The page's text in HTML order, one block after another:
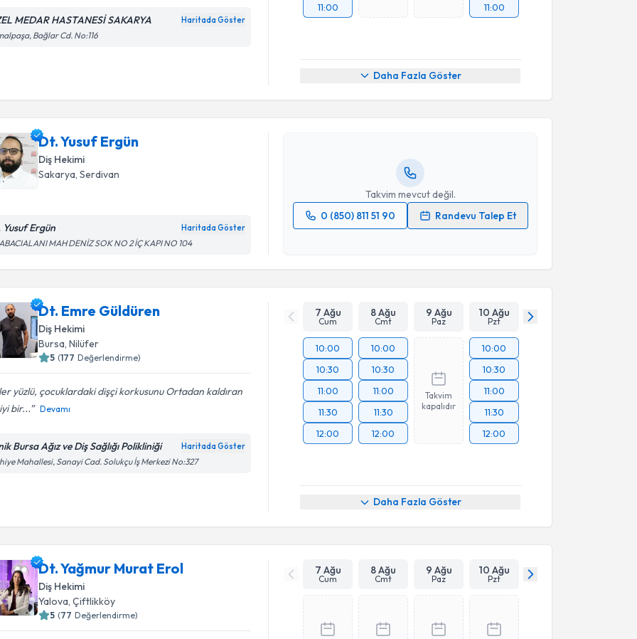
MEDAR HASTANESİ SAKARYA Haritada Göster
Bağlar Cd. No:116
11:00
11:00
Daha Fazla Göster
Dt. Yusuf Ergün
Diş Hekimi
Sakarya, Serdivan
Yusuf Ergün Haritada Göster
MAH DENİZ SOK NO 2 İÇ KAPI NO 104
Takvim mevcut değil.
0 (850) 811 51 90
Randevu Talep Et
Randevu Takvimi Talebi
işlenmesini kabul ediyorum.
Takvim Talebini Gönder
Dt. Emre Güldüren
Diş Hekimi
Bursa, Nilüfer
5 (177 Değerlendirme)
yüzlü, çocuklardaki dişçi korkusunu Ortadan kaldıran
bir...
Devamı
Bursa Ağız ve Diş Sağlığı Polikliniği Haritada Göster
Mahallesi, Sanayi Cad. Solukçu İş Merkezi No:327
7 Ağu
Cum
8 Ağu
Cmt
9 Ağu
Paz
10 Ağu
Pzt
10:00
10:30
11:00
11:30
12:00
10:00
10:30
11:00
11:30
12:00
Takvim
kapalıdır
10:00
10:30
11:00
11:30
12:00
Daha Fazla Göster
Dt. Yağmur Murat Erol
Diş Hekimi
Yalova , Çiftlikköy
5 (77 Değerlendirme)
7 Ağu
Cum
8 Ağu
Cmt
9 Ağu
Paz
10 Ağu
Pzt